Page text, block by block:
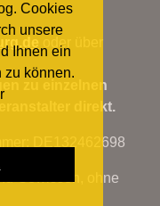
Cookies
unsere
Ihnen ein
zu können.
oder über
zu einzelnen
direkt.
DE132462698
Gewissen, ohne